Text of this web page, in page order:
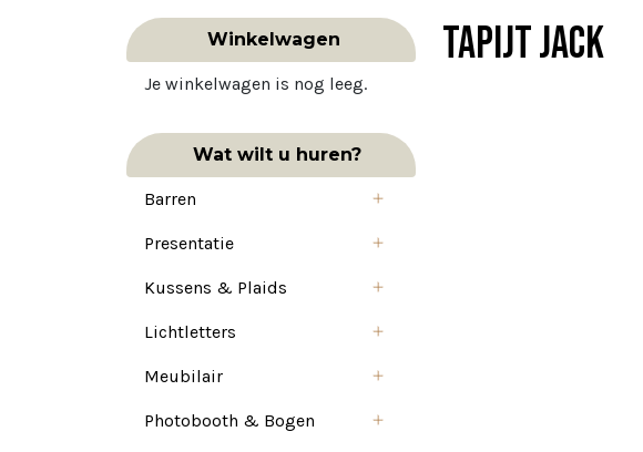
Winkelwagen
Je winkelwagen is nog leeg.
Wat wilt u huren?
Barren
Presentatie
Kussens & Plaids
Lichtletters
Meubilair
Photobooth & Bogen
Tapijt Jack